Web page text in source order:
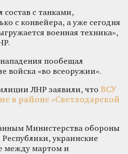
состав с танками,
с конвейера, а уже сегодня
военная техника»,
нападения пообещал
войска «во всеоружии».
ЛНР заявили, что ВСУ
в районе «Светлодарской
Министерства обороны
украинские
между мартом и